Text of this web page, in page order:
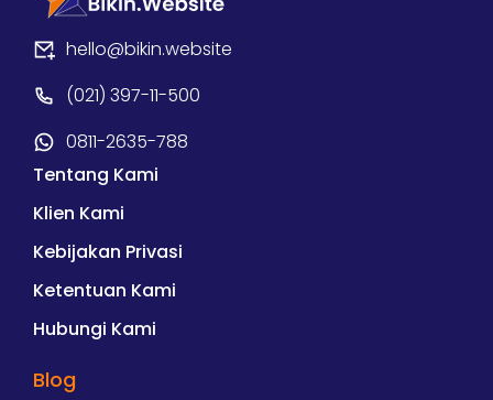
hello@bikin.website
(021) 397-11-500
0811-2635-788
Tentang Kami
Klien Kami
Kebijakan Privasi
Ketentuan Kami
Hubungi Kami
Blog